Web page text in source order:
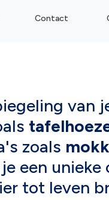
Contact
van
zoals
een
tot leven